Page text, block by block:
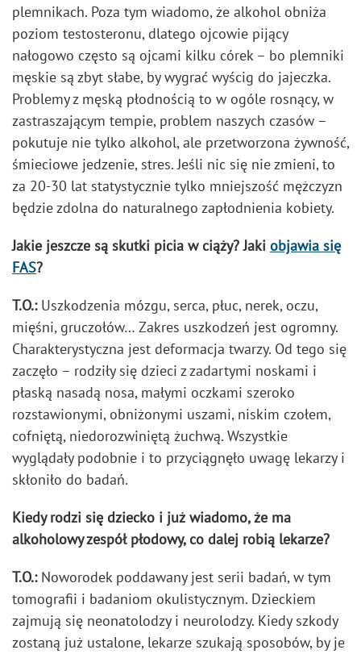
plemnikach. Poza tym wiadomo, że alkohol obniża
poziom testosteronu, dlatego ojcowie pijący
nałogowo często są ojcami kilku córek – bo plemniki
męskie są zbyt słabe, by wygrać wyścig do jajeczka.
Problemy z męską płodnością to w ogóle rosnący, w
zastraszającym tempie, problem naszych czasów –
pokutuje nie tylko alkohol, ale przetworzona żywność,
śmieciowe jedzenie, stres. Jeśli nic się nie zmieni, to
za 20-30 lat statystycznie tylko mniejszość mężczyzn
będzie zdolna do naturalnego zapłodnienia kobiety.
Jakie jeszcze są skutki picia w ciąży? Jaki objawia się
FAS?
T.O.:Uszkodzenia mózgu, serca, płuc, nerek, oczu,
mięśni, gruczołów… Zakres uszkodzeń jest ogromny.
Charakterystyczna jest deformacja twarzy. Od tego się
zaczęło – rodziły się dzieci z zadartymi noskami i
płaską nasadą nosa, małymi oczkami szeroko
rozstawionymi, obniżonymi uszami, niskim czołem,
cofniętą, niedorozwiniętą żuchwą. Wszystkie
wyglądały podobnie i to przyciągnęło uwagę lekarzy i
skłoniło do badań.
Kiedy rodzi się dziecko i już wiadomo, że ma
alkoholowy zespół płodowy, co dalej robią lekarze?
T.O.:Noworodek poddawany jest serii badań, w tym
tomografii i badaniom okulistycznym. Dzieckiem
zajmują się neonatolodzy i neurolodzy. Kiedy szkody
zostaną już ustalone, lekarze szukają sposobów, by je